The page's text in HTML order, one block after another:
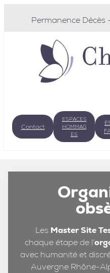
contenu
Permanence
Contact
ESPACES
HOMMAG
ES
Les Master Site
chaque étape de l’
avec humanité et
Auvergne Rhône-